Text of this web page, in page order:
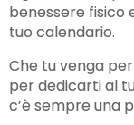
benessere fisico
tuo calendario.
Che tu venga
per dedicarti al
c’è sempre una